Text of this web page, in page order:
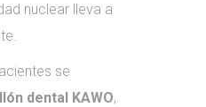
nuclear lleva a
se
dental KAWO,